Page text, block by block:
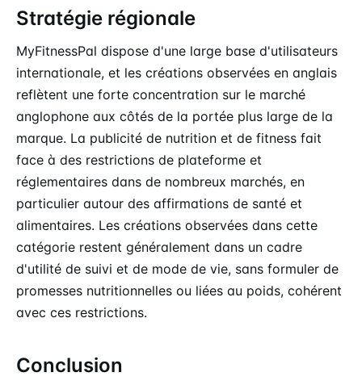
Stratégie régionale
MyFitnessPal dispose d'une large base d'utilisateurs
internationale, et les créations observées en anglais
reflètent une forte concentration sur le marché
anglophone aux côtés de la portée plus large de la
marque. La publicité de nutrition et de fitness fait
face à des restrictions de plateforme et
réglementaires dans de nombreux marchés, en
particulier autour des affirmations de santé et
alimentaires. Les créations observées dans cette
catégorie restent généralement dans un cadre
d'utilité de suivi et de mode de vie, sans formuler de
promesses nutritionnelles ou liées au poids, cohérent
avec ces restrictions.
Conclusion